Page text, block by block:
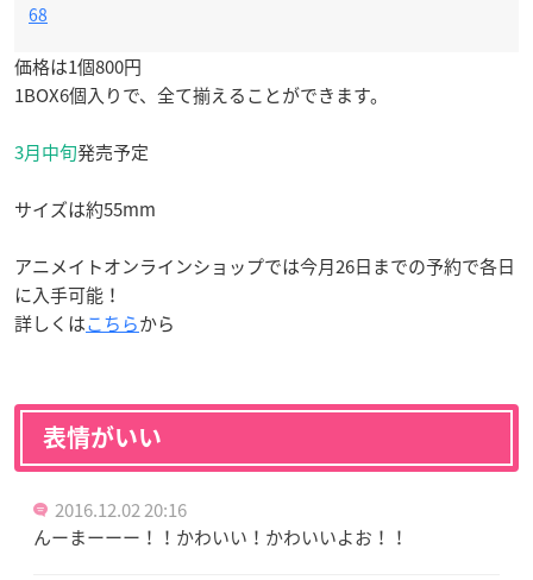
68
価格は1個800円
1BOX6個入りで、全て揃えることができます。
3月中旬発売予定
サイズは約55mm
アニメイトオンラインショップでは今月26日までの予約で各日
に入手可能！
詳しくはこちらから
表情がいい
2016.12.02 20:16
んーまーーー！！かわいい！かわいいよお！！